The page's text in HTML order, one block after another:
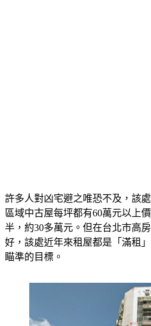
許多人對凶宅避之唯恐不及，該
區域中古屋每坪都有60萬元以上
半，約30多萬元。但在台北市高
好，該處近年來租屋都是「滿租
瞄準的目標。